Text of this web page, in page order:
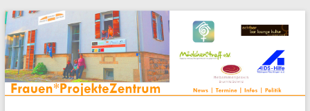
Zum
Inhalt
springen